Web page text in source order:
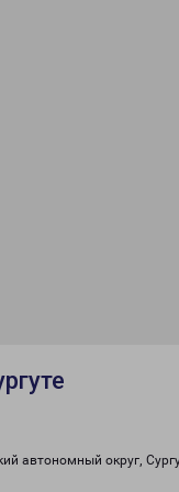
автономный округ,